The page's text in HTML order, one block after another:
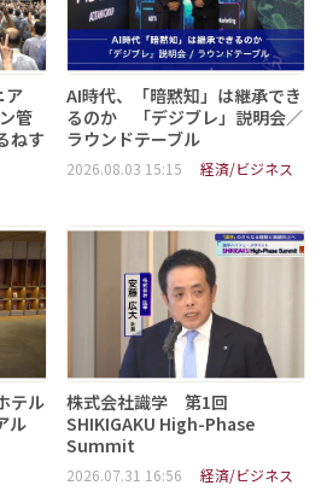
ア
管
ねす
AI時代、「暗黙知」は継承でき
るのか 「デジブレ」説明会／
ラウンドテーブル
2026.08.03 15:15 経済/ビジネス
テル
ル
株式会社識学 第1回
SHIKIGAKU High-Phase
Summit
2026.07.31 16:56 経済/ビジネス